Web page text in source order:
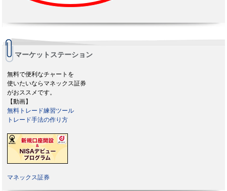
マーケットステーション
無料で便利なチャートを
使いたいならマネックス証券
がおススメです。
【動画】
無料トレード練習ツール
トレード手法の作り方
マネックス証券